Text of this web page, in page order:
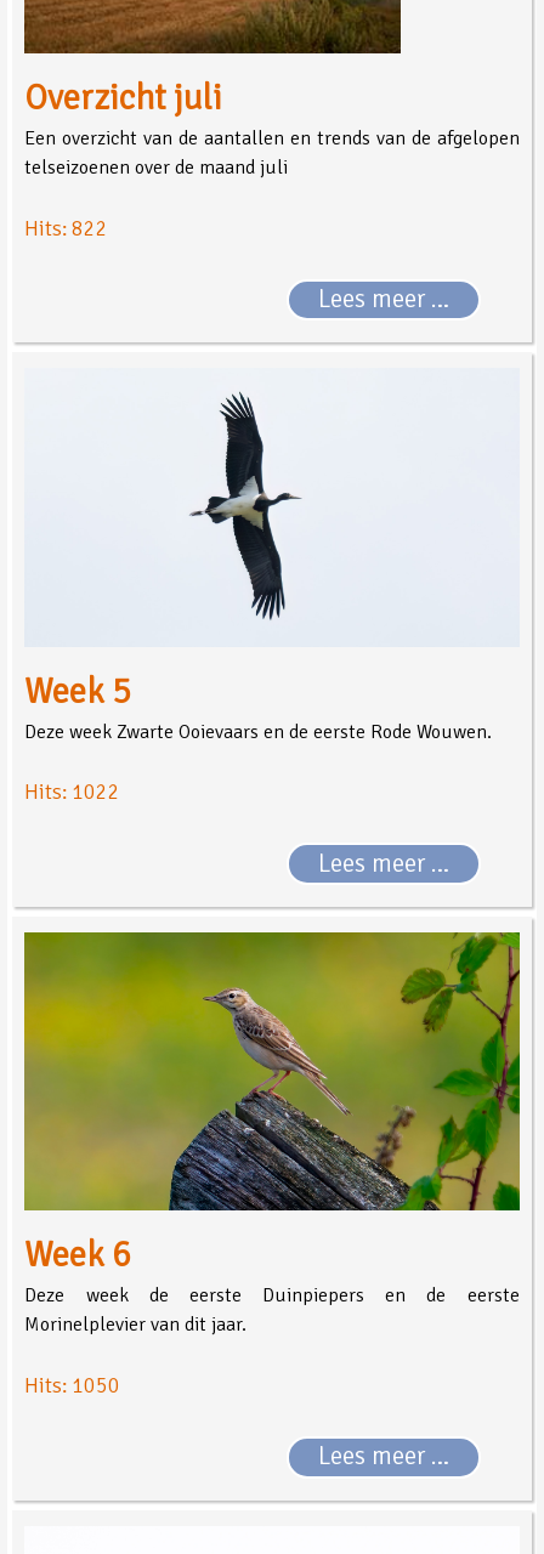
Overzicht juli
Een overzicht van de aantallen en trends van de afgelopen
telseizoenen over de maand juli
Hits: 822
Lees meer …
Week 5
Deze week Zwarte Ooievaars en de eerste Rode Wouwen.
Hits: 1022
Lees meer …
Week 6
Deze week de eerste Duinpiepers en de eerste
Morinelplevier van dit jaar.
Hits: 1050
Lees meer …